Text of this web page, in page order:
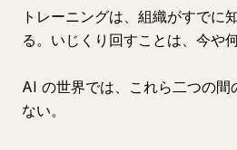
トレーニングは、組織がすでに
る。いじくり回すことは、今や
AI の世界では、これら二つの間
ない。